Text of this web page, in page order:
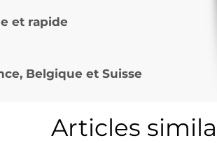
et rapide
Belgique et Suisse
Articles